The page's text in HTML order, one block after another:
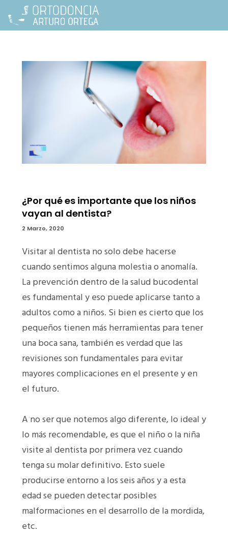
¿Por qué es importante que los niños
vayan al dentista?
2 Marzo, 2020
Visitar al dentista no solo debe hacerse
cuando sentimos alguna molestia o anomalía.
La prevención dentro de la salud bucodental
es fundamental y eso puede aplicarse tanto a
adultos como a niños. Si bien es cierto que los
pequeños tienen más herramientas para tener
una boca sana, también es verdad que las
revisiones son fundamentales para evitar
mayores complicaciones en el presente y en
el futuro.
A no ser que notemos algo diferente, lo ideal y
lo más recomendable, es que el niño o la niña
visite al dentista por primera vez cuando
tenga su molar definitivo. Esto suele
producirse entorno a los seis años y a esta
edad se pueden detectar posibles
malformaciones en el desarrollo de la mordida,
etc.